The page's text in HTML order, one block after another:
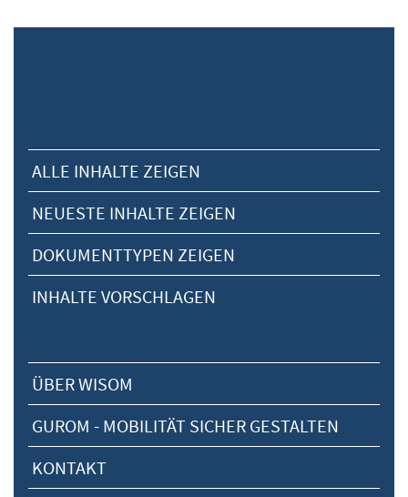
ALLE INHALTE ZEIGEN
NEUESTE INHALTE ZEIGEN
DOKUMENTTYPEN ZEIGEN
INHALTE VORSCHLAGEN
ÜBER WISOM
GUROM - MOBILITÄT SICHER GESTALTEN
KONTAKT